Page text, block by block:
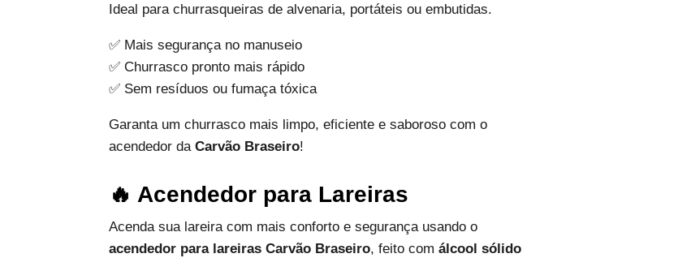
Ideal para churrasqueiras de alvenaria, portáteis ou embutidas.
✅ Mais segurança no manuseio
✅ Churrasco pronto mais rápido
✅ Sem resíduos ou fumaça tóxica
Garanta um churrasco mais limpo, eficiente e saboroso com o
acendedor daCarvão Braseiro!
🔥 Acendedor para Lareiras
Acenda sua lareira com mais conforto e segurança usando o
acendedor para lareiras Carvão Braseiro, feito comálcool sólido